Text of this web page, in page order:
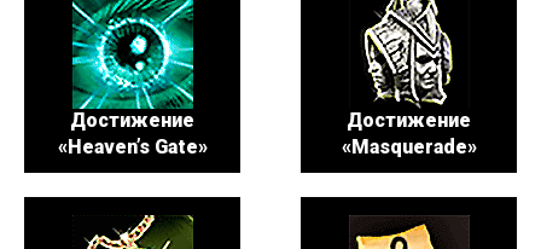
Достижение
«Heaven’s Gate»
Достижение
«Masquerade»